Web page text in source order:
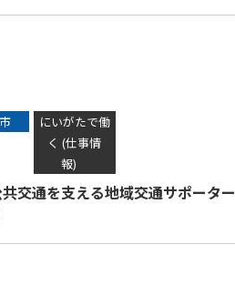
にいがたで働
く (仕事情
報)
共交通を支える地域交通サポーター